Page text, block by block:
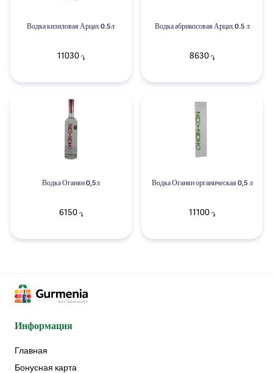
Водка кизиловая Арцах 0.5л
11030֏
Водка абрикосовая Арцах 0.5 л
8630 ֏
Водка Оганян 0,5л
6150֏
Водка Оганян органическая 0,5 л
11100 ֏
Информация
Главная
Бонусная карта